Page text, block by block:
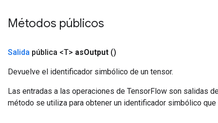
Métodos públicos
Salida pública <T> asOutput ()
Devuelve el identificador simbólico de un tensor.
Las entradas a las operaciones de TensorFlow son salidas
método se utiliza para obtener un identificador simbólico